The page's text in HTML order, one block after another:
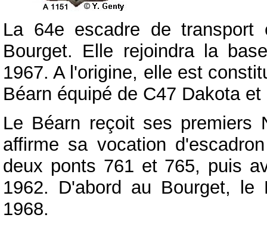
La 64e escadre de
Bourget. Elle rejoindra la
1967. A l'origine, elle est
Béarn équipé de C47 Dakota
Le Béarn reçoit ses premiers
affirme sa vocation
deux ponts 761 et 765, puis
1962. D'abord au Bourget,
1968.